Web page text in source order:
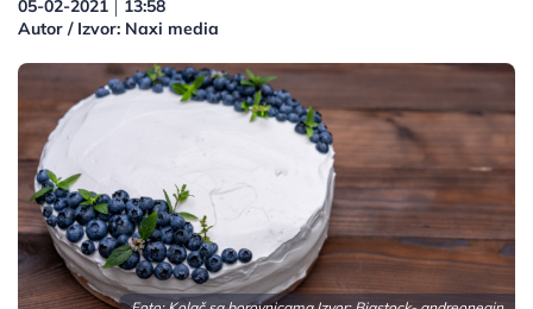
05-02-2021 | 13:58
Autor / Izvor: Naxi media